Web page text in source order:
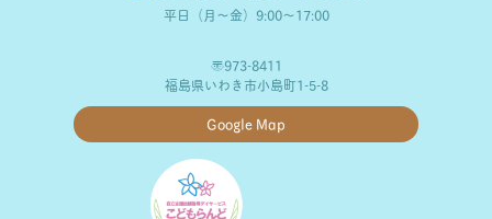
平日（月～金）9:00～17:00
〒973-8411
福島県いわき市小島町1-5-8
Google Map